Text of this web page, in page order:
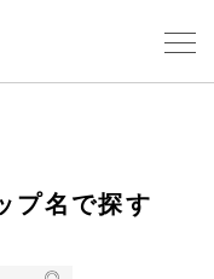
プ名で探す